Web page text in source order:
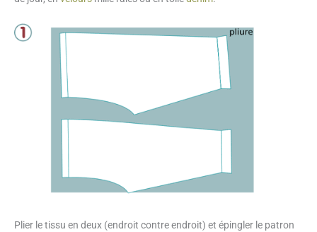
Plier le tissu en deux (endroit contre endroit) et épingler le patron